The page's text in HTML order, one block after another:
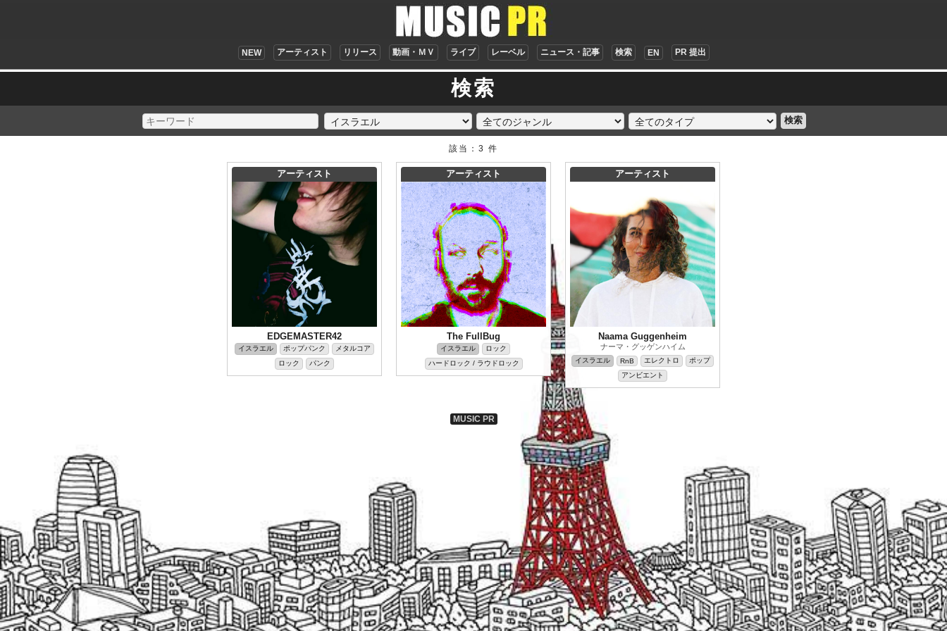
NEW アーティスト リリース 動画・ＭＶ ライブ レーベル ニュース・記事 検索 EN PR 提出
検索
検索
該当：3 件
アーティスト
EDGEMASTER42
イスラエル ポップパンク
メタルコア
ロック
パンク
アーティスト
The FullBug
イスラエル
ロック
ハードロック / ラウドロック
アーティスト
Naama Guggenheim
ナーマ・グッゲンハイム
イスラエル RnB エレクトロ
ポップ
アンビエント
MUSIC PR